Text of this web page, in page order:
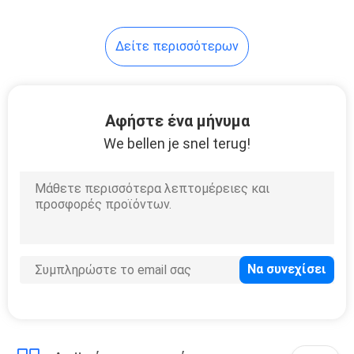
Συγκεκριμένος
βραχίονας πύργων
τοποθετώντας
Δείτε περισσότερων
Αφήστε ένα μήνυμα
We bellen je snel terug!